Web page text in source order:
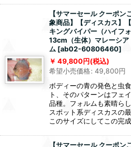
【サマーセール クーポ
象商品】【ディスカス】
キングバイパー（ハイフ
13cm（生体）マレーシ
ム [ab02-60806460]
49,800円(税込)
希望小売価格: 49,800円
ボディーの青の発色と虫
ト、そのパターンはフェ
品種。フォルムも素晴ら
スポット系ディスカスの
このサイズにしてこの完
【サマーセール クーポ